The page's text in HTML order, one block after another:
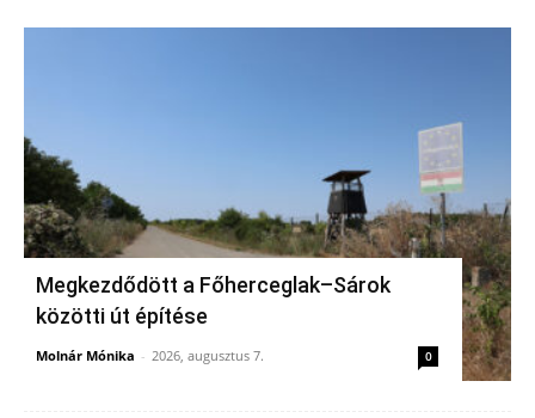
Megkezdődött a Főherceglak–Sárok
közötti út építése
Molnár Mónika - 2026, augusztus 7. 0